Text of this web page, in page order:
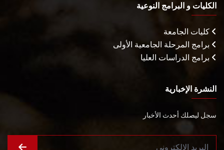
الكليات و البرامج النوعية
كليات الجامعة
برامج المرحلة الجامعية الأولى
برامج الدراسات العليا
النشرة الإخبارية
سجل ليصلك أحدث الأخبار